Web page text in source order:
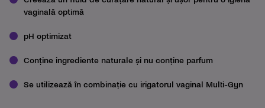
vaginală optimă
pH optimizat
Conține ingrediente naturale și nu conține parfum
Se utilizează în combinație cu irigatorul vaginal Multi-Gyn